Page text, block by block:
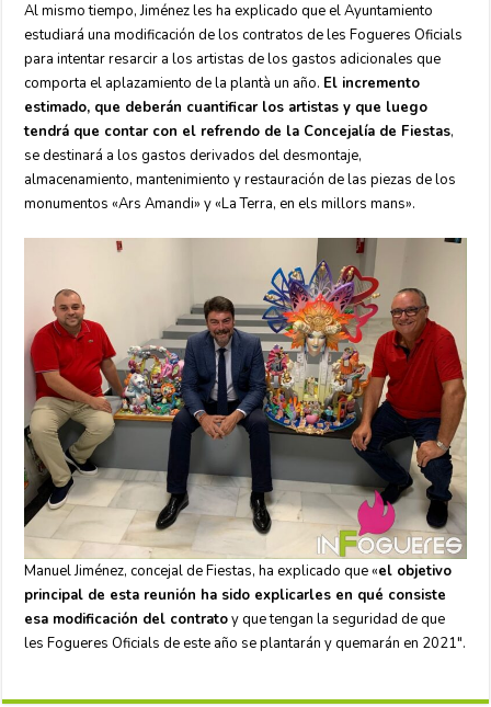
Al mismo tiempo, Jiménez les ha explicado que el Ayuntamiento
estudiará una modificación de los contratos de les Fogueres Oficials
para intentar resarcir a los artistas de los gastos adicionales que
comporta el aplazamiento de la plantà un año. El incremento
estimado, que deberán cuantificar los artistas y que luego
tendrá que contar con el refrendo de la Concejalía de Fiestas,
se destinará a los gastos derivados del desmontaje,
almacenamiento, mantenimiento y restauración de las piezas de los
monumentos «Ars Amandi» y «La Terra, en els millors mans».
Manuel Jiménez, concejal de Fiestas, ha explicado que «el objetivo
principal de esta reunión ha sido explicarles en qué consiste
esa modificación del contratoy que tengan la seguridad de que
les Fogueres Oficials de este año se plantarán y quemarán en 2021″.